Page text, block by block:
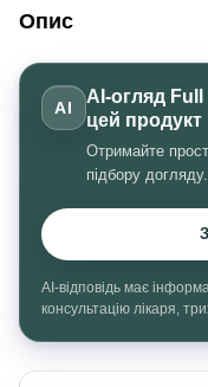
Опис
AI
AI-огляд
цей продукт
Отримайте
підбору догляду.
AI-відповідь має
консультацію лікаря,